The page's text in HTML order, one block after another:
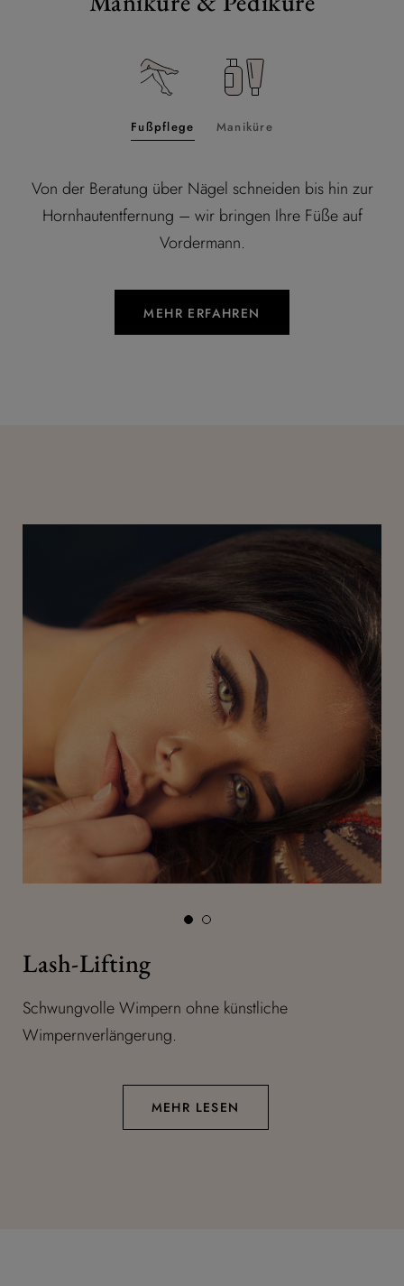
Fußpflege Maniküre
Von der Beratung über Nägel schneiden bis hin zur
Hornhautentfernung – wir bringen Ihre Füße auf
Vordermann.
MEHR ERFAHREN
Lash-Lifting
Schwungvolle Wimpern ohne künstliche
Wimpernverlängerung.
MEHR LESEN